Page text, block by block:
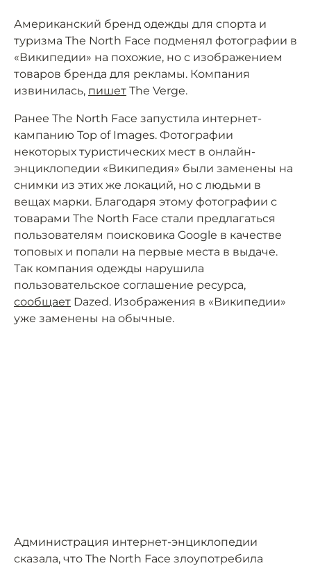
Американский бренд одежды для спорта и
туризма The North Face подменял фотографии в
«Википедии» на похожие, но с изображением
товаров бренда для рекламы. Компания
извинилась, пишет The Verge.
Ранее The North Face запустила интернет-
кампанию Top of Images. Фотографии
некоторых туристических мест в онлайн-
энциклопедии «Википедия» были заменены на
снимки из этих же локаций, но с людьми в
вещах марки. Благодаря этому фотографии с
товарами The North Face стали предлагаться
пользователям поисковика Google в качестве
топовых и попали на первые места в выдаче.
Так компания одежды нарушила
пользовательское соглашение ресурса,
сообщает Dazed. Изображения в «Википедии»
уже заменены на обычные.
Администрация интернет-энциклопедии
сказала, что The North Face злоупотребила